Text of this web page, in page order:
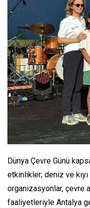
Dünya Çevre Günü
etkinlikler; deniz ve
organizasyonlar, çevre
faaliyetleriyle Antalya